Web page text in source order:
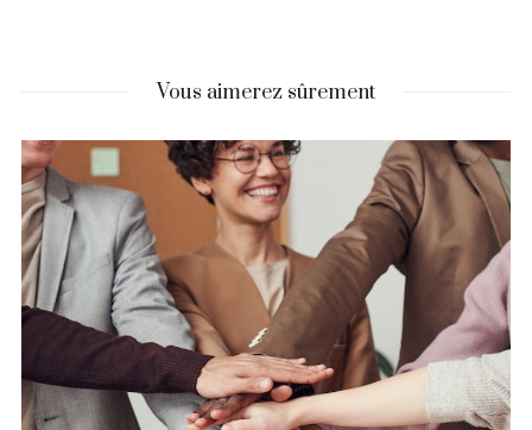
Vous aimerez sûrement